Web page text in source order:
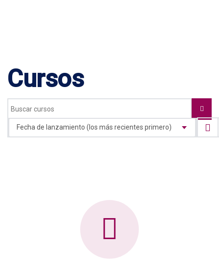
Cursos
Fecha de lanzamiento (los más recientes primero)